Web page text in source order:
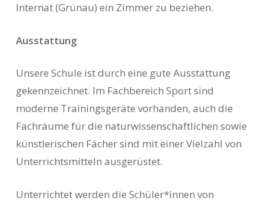
Internat (Grünau) ein Zimmer zu beziehen.
Ausstattung
Unsere Schule ist durch eine gute Ausstattung
gekennzeichnet. Im Fachbereich Sport sind
moderne Trainingsgeräte vorhanden, auch die
Fachräume für die naturwissenschaftlichen sowie
künstlerischen Fächer sind mit einer Vielzahl von
Unterrichtsmitteln ausgerüstet.
Unterrichtet werden die Schüler*innen von